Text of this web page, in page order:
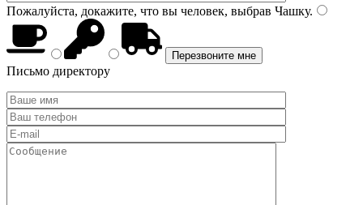
Пожалуйста, докажите, что вы человек, выбрав Чашку.
Письмо директору